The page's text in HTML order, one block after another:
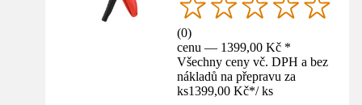
(0)
cenu — 1399,00 Kč *
Všechny ceny vč. DPH a bez
nákladů na přepravu za
ks1399,00 Kč*/ ks